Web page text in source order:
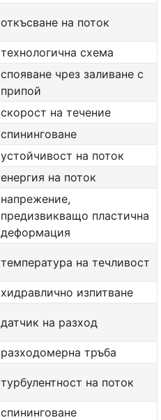
откъсване на поток
технологична схема
спояване чрез заливане с
припой
скорост на течение
спининговане
устойчивост на поток
енергия на поток
напрежение,
предизвикващо пластична
деформация
температура на течливост
хидравлично изпитване
датчик на разход
разходомерна тръба
турбулентност на поток
спининговане